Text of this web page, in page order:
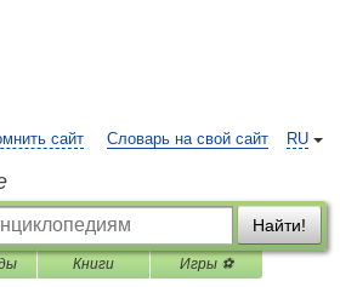
RU
сайт Словарь на свой сайт
Найти!
Книги Игры ⚽